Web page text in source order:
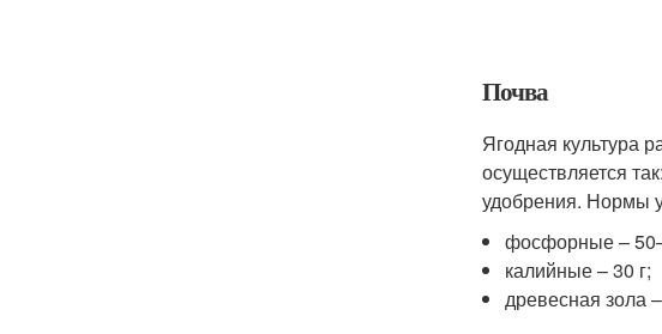
Почва
Ягодная культура
осуществляется
удобрения. Нормы
фосфорные –
калийные – 30 г;
древесная зола